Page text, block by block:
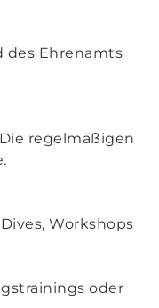
des Ehrenamts
regelmäßigen
Workshops
oder